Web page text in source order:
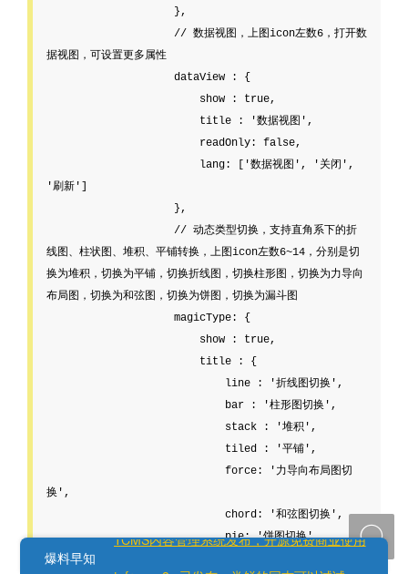
爆料早知
TCMS内容管理系统发布，开源免费商业使用